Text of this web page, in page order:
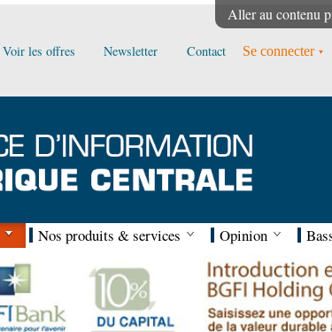
Aller au contenu
Voir les offres Newsletter Contact Se connecter
Nos produits & services Opinion